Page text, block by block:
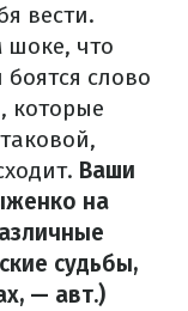
вести.
шоке, что
слово
которые
Ваши
на
судьбы,
— авт.)